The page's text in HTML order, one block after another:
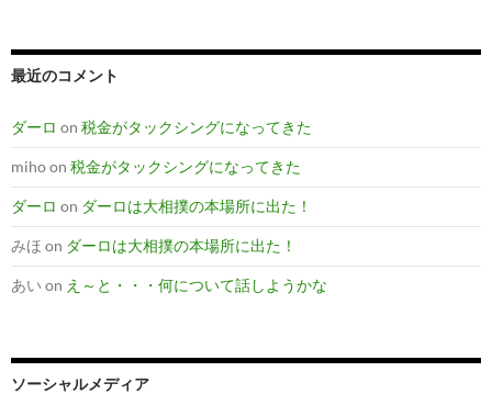
最近のコメント
ダーロ on 税金がタックシングになってきた
mihoon 税金がタックシングになってきた
ダーロ on ダーロは大相撲の本場所に出た！
みほ on ダーロは大相撲の本場所に出た！
あい on え～と・・・何について話しようかな
ソーシャルメディア